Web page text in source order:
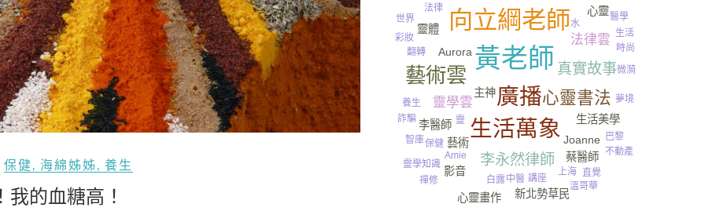
保健 海綿姊姊 養生
我的血糖高！
黃老師
向立綱老師
廣播
生活萬象
藝術雲
心靈書法
李永然律師
真實故事
靈學雲
法律雲
心靈
李醫師
靈體
Joanne
新北勢草民
蔡醫師
心靈畫作
主神
影音
生活美學
Aurora
藝術
養生
保健
上海
白露
翻轉
醫學
講座
生活
法律
夢境
靈學知識
世界
彩妝
直覺
中醫
微漪
時尚
智庫
詐騙 靈
不動產
溫哥華
禪修
巴黎
Amie
水